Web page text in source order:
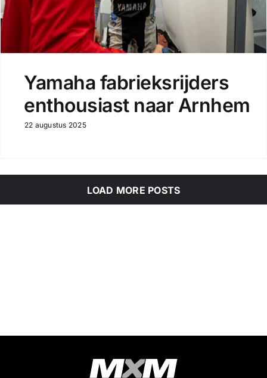
Yamaha fabrieksrijders
enthousiast naar Arnhem
22 augustus 2025
LOAD MORE POSTS